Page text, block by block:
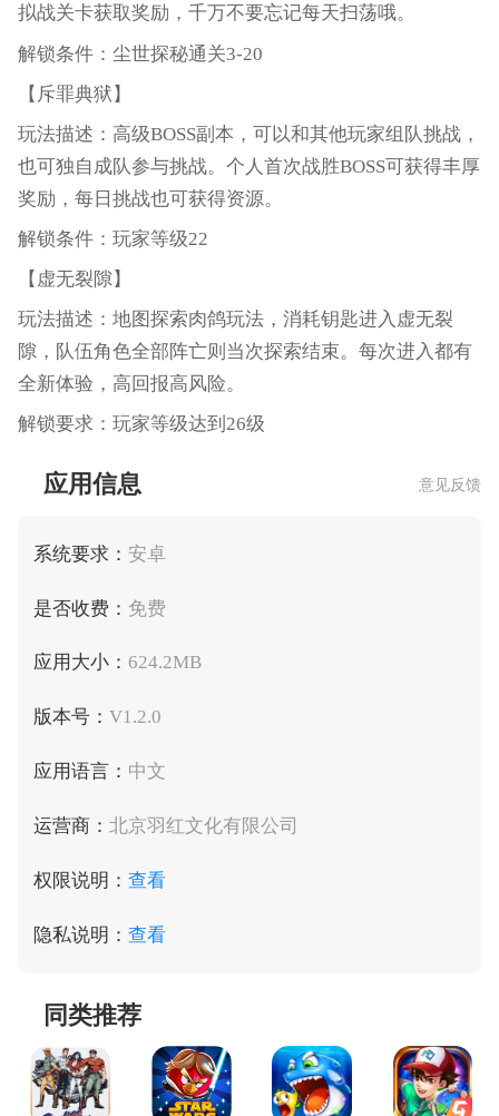
拟战关卡获取奖励，千万不要忘记每天扫荡哦。
解锁条件：尘世探秘通关3-20
【斥罪典狱】
玩法描述：高级BOSS副本，可以和其他玩家组队挑战，
也可独自成队参与挑战。个人首次战胜BOSS可获得丰厚
奖励，每日挑战也可获得资源。
解锁条件：玩家等级22
【虚无裂隙】
玩法描述：地图探索肉鸽玩法，消耗钥匙进入虚无裂
隙，队伍角色全部阵亡则当次探索结束。每次进入都有
全新体验，高回报高风险。
解锁要求：玩家等级达到26级
应用信息 意见反馈
系统要求： 安卓
是否收费： 免费
应用大小： 624.2MB
版本号： V1.2.0
应用语言： 中文
运营商： 北京羽红文化有限公司
权限说明： 查看
隐私说明： 查看
同类推荐